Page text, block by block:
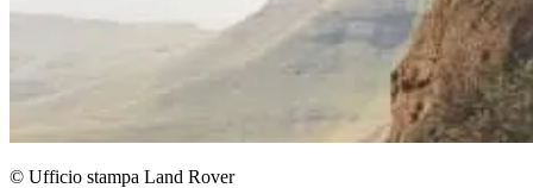
© Ufficio stampa Land Rover